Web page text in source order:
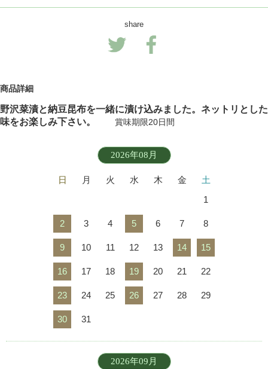
share
商品詳細
野沢菜漬と納豆昆布を一緒に漬け込みました。ネットリとした
味をお楽しみ下さい。
賞味期限20日間
2026年08月
日 月 火 水 木 金
土
1
2 3 4 5 6 7 8
9 10 11 12 13 14 15
16 17 18 19 20 21 22
23 24 25 26 27 28 29
30 31
2026年09月